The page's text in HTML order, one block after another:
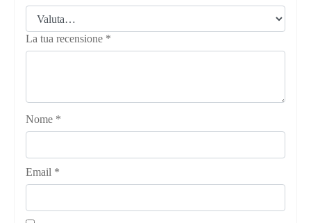
La tua recensione *
Nome *
Email *